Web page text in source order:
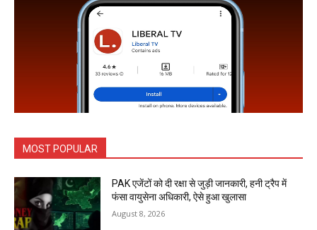
MOST POPULAR
PAK एजेंटों को दी रक्षा से जुड़ी जानकारी, हनी ट्रैप में
फंसा वायुसेना अधिकारी, ऐसे हुआ खुलासा
August 8, 2026